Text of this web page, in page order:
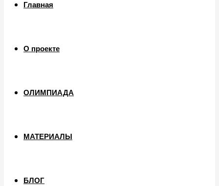
Главная
О проекте
ОЛИМПИАДА
МАТЕРИАЛЫ
БЛОГ